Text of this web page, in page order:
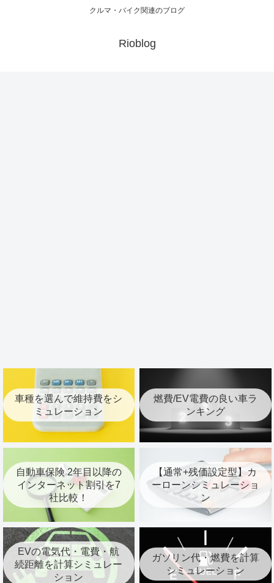
クルマ・バイク関連のブログ
Rioblog
車種を選んで維持費をシ
ミュレーション
燃費/EV電費の良い車ラ
ンキング
自動車保険 2年目以降の
インターネット割引を7
社比較！
【通常+残価設定型】カ
ーローンシミュレーショ
ン
EVの電気代・電費・航
続距離を計算シミュレー
ション
ガソリン代・燃費を計算
シミュレーション